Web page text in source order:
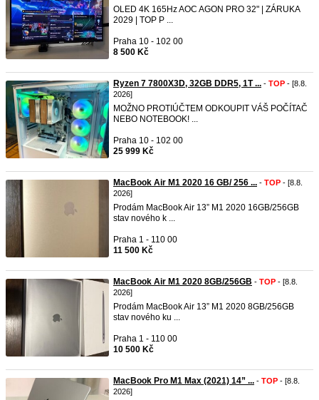
OLED 4K 165Hz AOC AGON PRO 32" | ZÁRUKA
2029 | TOP P ...
Praha 10 - 102 00
8 500 Kč
Ryzen 7 7800X3D, 32GB DDR5, 1T ... - TOP - [8.8.
2026]
MOŽNO PROTIÚČTEM ODKOUPIT VÁŠ POČÍTAČ
NEBO NOTEBOOK! ...
Praha 10 - 102 00
25 999 Kč
MacBook Air M1 2020 16 GB/ 256 ... - TOP - [8.8.
2026]
Prodám MacBook Air 13” M1 2020 16GB/256GB
stav nového k ...
Praha 1 - 110 00
11 500 Kč
MacBook Air M1 2020 8GB/256GB - TOP - [8.8.
2026]
Prodám MacBook Air 13” M1 2020 8GB/256GB
stav nového ku ...
Praha 1 - 110 00
10 500 Kč
MacBook Pro M1 Max (2021) 14” ... - TOP - [8.8.
2026]